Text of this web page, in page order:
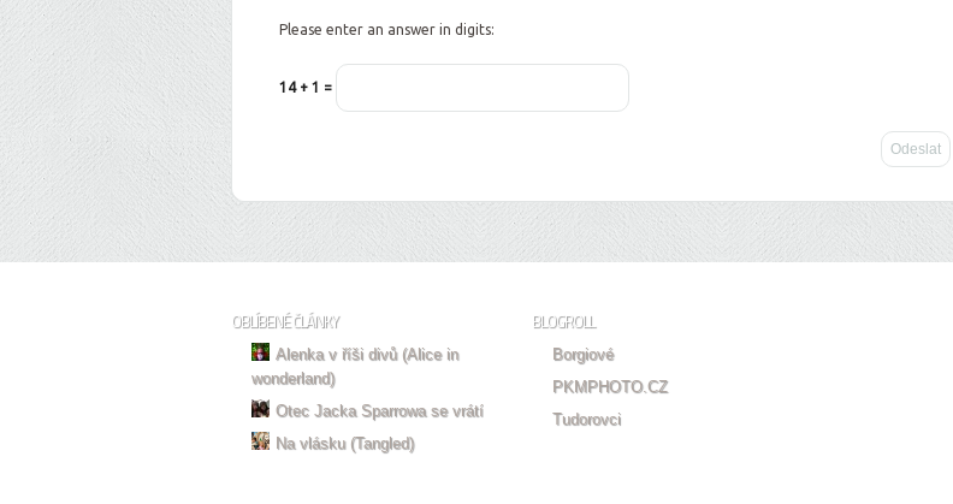
Please enter an answer in digits:
14 + 1 =
OBLÍBENÉ ČLÁNKY
Alenka v říši divů (Alice in
wonderland)
Otec Jacka Sparrowa se vrátí
Na vlásku (Tangled)
BLOGROLL
Borgiové
PKMPHOTO.CZ
Tudorovci